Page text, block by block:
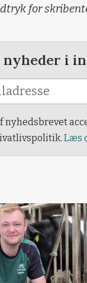
for
nyheder i
nyhedsbrevet
Læs